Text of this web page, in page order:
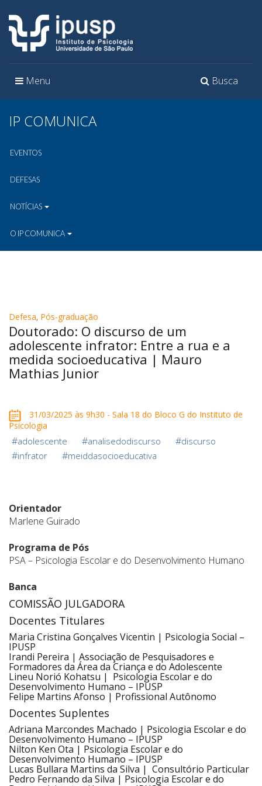
Toggle
Busca
Toggle
Menu
IP COMUNICA
EVENTOS
DEFESAS
NOTÍCIAS
O IP COMUNICA
Defesa, Pós-graduação
Doutorado: O discurso de um
adolescente infrator: Entre a rua e a
medida socioeducativa | Mauro
Mathias Junior
31/03/2025 às 9h30 - Sala 18 do Bloco G do Instituto de
Psicologia
#adolescente #analisedodiscurso #discurso
#infrator #meiddasocioeducativa
Orientador
Marlene Guirado
Programa de Pós
PSA – Psicologia Escolar e do Desenvolvimento Humano
Banca
COMISSÃO JULGADORA
Docentes Titulares
Maria Cristina Gonçalves Vicentin | Psicologia Social –
IPUSP
Irandi Pereira | Associação de Pesquisadores e
Formadores da Área da Criança e do Adolescente
Lineu Norió Kohatsu | Psicologia Escolar e do
Desenvolvimento Humano – IPUSP
Felipe Martins Afonso | Profissional Autônomo
Docentes Suplentes
Adriana Marcondes Machado | Psicologia Escolar e do
Desenvolvimento Humano – IPUSP
Nilton Ken Ota | Psicologia Escolar e do
Desenvolvimento Humano – IPUSP
Lucas Bullara Martins da Silva | Consultório Particular
Pedro Fernando da Silva | Psicologia Escolar e do